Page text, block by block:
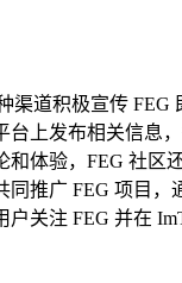
渠道积极宣传 FEG
台上发布相关信息
体验，FEG 社区
同推广 FEG 项目，
关注 FEG 并在